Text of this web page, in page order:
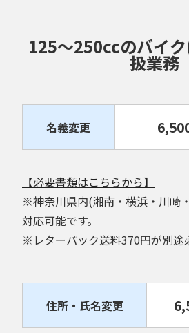
125～250ccのバイ
扱業務
名義変更
【必要書類はこちらから】
※神奈川県内(湘南・横浜・川崎
対応可能です。
※レターパック送料370円が別途
住所・氏名変更